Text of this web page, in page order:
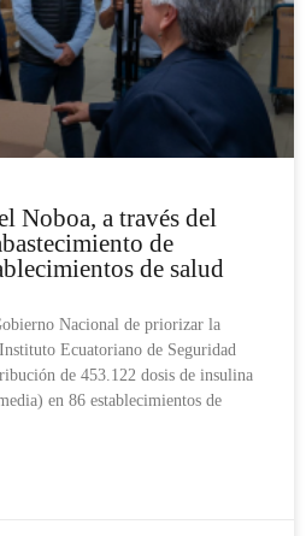
Noboa, a través del
de
de salud
Nacional de priorizar la
Ecuatoriano de Seguridad
de 453.122 dosis de insulina
en 86 establecimientos de